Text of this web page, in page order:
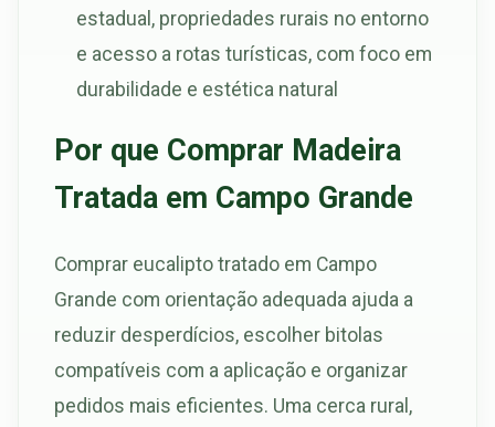
estadual, propriedades rurais no entorno
e acesso a rotas turísticas, com foco em
durabilidade e estética natural
Por que Comprar Madeira
Tratada em Campo Grande
Comprar eucalipto tratado em Campo
Grande com orientação adequada ajuda a
reduzir desperdícios, escolher bitolas
compatíveis com a aplicação e organizar
pedidos mais eficientes. Uma cerca rural,